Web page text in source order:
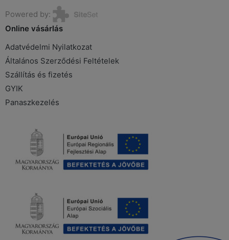
Powered by:
Online vásárlás
Adatvédelmi Nyilatkozat
Általános Szerződési Feltételek
Szállítás és fizetés
GYIK
Panaszkezelés